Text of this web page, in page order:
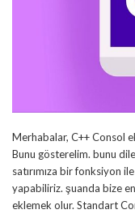
Merhabalar, C++ Consol
Bunu gösterelim. bunu
satırımıza bir fonksiyon
yapabiliriz. şuanda bize
eklemek olur. Standart